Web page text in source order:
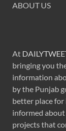
ABOUT US
At
bringing you
information
by the Punjab
better place for
informed
projects that